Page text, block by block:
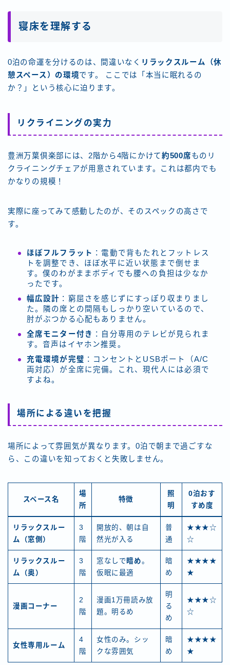
寝床を理解する
0泊の命運を分けるのは、間違いなく リラックスルーム（休
憩スペース）の環境です。 ここでは「本当に眠れるの
か？」という核心に迫ります。
リクライニングの実力
豊洲万葉倶楽部には、2階から4階にかけて約500席ものリ
クライニングチェアが用意されています。これは都内でも
かなりの規模！
実際に座ってみて感動したのが、そのスペックの高さで
す。
ほぼフルフラット ：電動で背もたれとフットレス
トを調整でき、ほぼ水平に近い状態まで倒せま
す。僕のわがままボディでも腰への負担は少なか
ったです。
幅広設計 ：窮屈さを感じずにすっぽり収まりまし
た。隣の席との間隔もしっかり空いているので、
肘がぶつかる心配もありません。
全席モニター付き ：自分専用のテレビが見られま
す。音声はイヤホン推奨。
充電環境が完璧 ：コンセントとUSBポート（A/C
両対応）が全席に完備。これ、現代人には必須で
すよね。
場所による違いを把握
場所によって雰囲気が異なります。0泊で朝まで過ごすな
ら、この違いを知っておくと失敗しません。
スペース名
場
所
特徴
照
明
0泊おす
すめ度
リラックスルー
ム（窓側）
3
階
開放的、朝は自
然光が入る
普
通
★★★☆
☆
リラックスルー
ム（奥）
3
階
窓なしで 暗め。
仮眠に最適
暗
め
★★★★
★
漫画コーナー
2
階
漫画1万冊読み放
題。明るめ
明
る
め
★★★☆
☆
女性専用ルーム
4
階
女性のみ。シッ
クな雰囲気
暗
め
★★★★
★